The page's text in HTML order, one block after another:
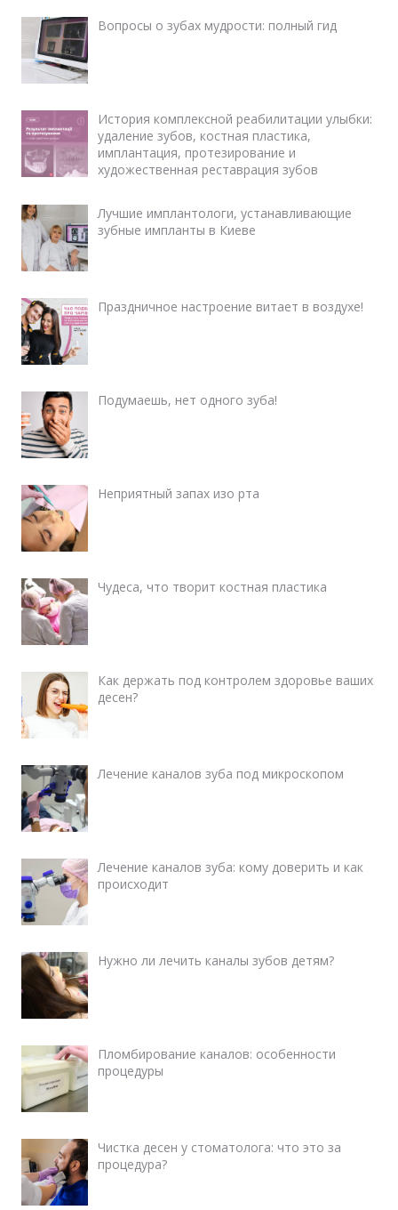
Вопросы о зубах мудрости: полный гид
История комплексной реабилитации улыбки:
удаление зубов, костная пластика,
имплантация, протезирование и
художественная реставрация зубов
Лучшие имплантологи, устанавливающие
зубные импланты в Киеве
Праздничное настроение витает в воздухе!
Подумаешь, нет одного зуба!
Неприятный запах изо рта
Чудеса, что творит костная пластика
Как держать под контролем здоровье ваших
десен?
Лечение каналов зуба под микроскопом
Лечение каналов зуба: кому доверить и как
происходит
Нужно ли лечить каналы зубов детям?
Пломбирование каналов: особенности
процедуры
Чистка десен у стоматолога: что это за
процедура?